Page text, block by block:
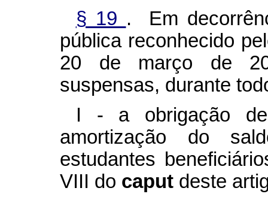
§ 19 . Em
pública reconhecido
20 de março de
suspensas, durante
I - a obrigação de
amortização do
estudantes
VIII do caput deste